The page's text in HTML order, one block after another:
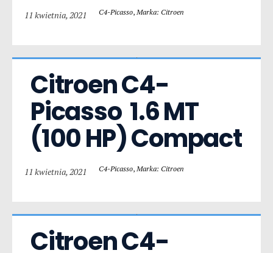
11 kwietnia, 2021 C4-Picasso, Marka: Citroen
Citroen C4-
Picasso  1.6 MT
(100 HP) Compact
11 kwietnia, 2021 C4-Picasso, Marka: Citroen
Citroen C4-